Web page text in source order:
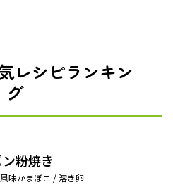
レシピランキン
グ
粉焼き
味かまぼこ / 溶き卵